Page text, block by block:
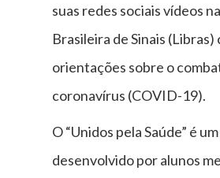
suas redes sociais vídeos
Brasileira de Sinais (Libras)
orientações sobre o
coronavírus (COVID-19).
O “Unidos pela Saúde” é
desenvolvido por alunos